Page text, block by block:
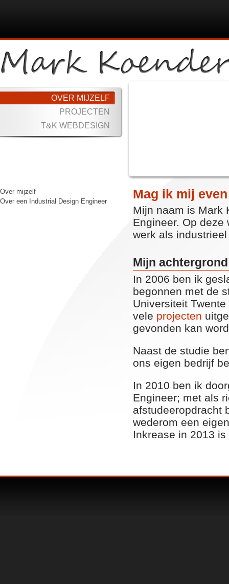
OVER MIJZELF
PROJECTEN
T&K WEBDESIGN
Over mijzelf
Over een Industrial Design Engineer
Mag ik mij
Mijn naam is Mark
Engineer. Op
werk als
Mijn achtergrond
In 2006 ben ik
begonnen met de
Universiteit
vele projecten
gevonden kan
Naast de studie
ons eigen bedrijf
In 2010 ben ik
Engineer; met als
afstudeeropdracht
wederom een
Inkrease in 2013